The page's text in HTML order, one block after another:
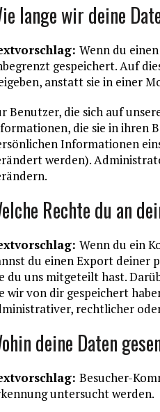
lange wir deine
Wenn du
gespeichert. Auf
anstatt sie in einer
Benutzer, die sich auf
die sie in ihren
Informationen
werden).
Rechte du an
Wenn du ein
du einen Export deiner
du uns mitgeteilt hast.
wir von dir gespeichert
rechtlicher
deine Daten
Besucher-
untersucht werden.